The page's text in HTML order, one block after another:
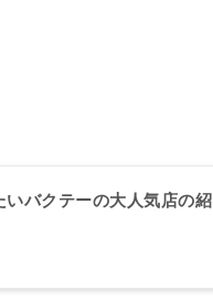
バクテーの大人気店の紹